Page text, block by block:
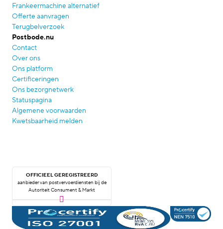
Frankeermachine alternatief
Offerte aanvragen
Terugbelverzoek
Postbode.nu
Contact
Over ons
Ons platform
Certificeringen
Ons bezorgnetwerk
Statuspagina
Algemene voorwaarden
Kwetsbaarheid melden
OFFICIEEL GEREGISTREERD
aanbieder van postvervoerdiensten bij de
Autoriteit Consument & Markt